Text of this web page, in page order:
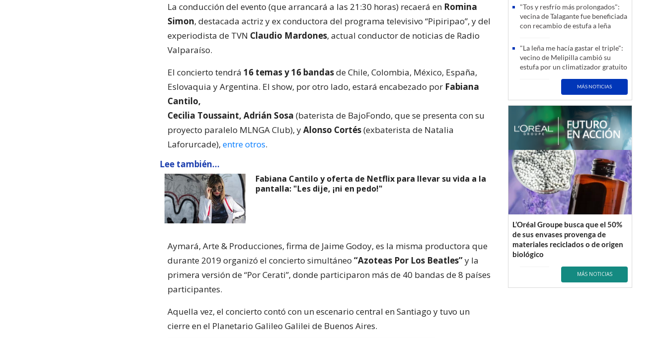
La conducción del evento (que arrancará a las 21:30 horas) recaerá en Romina
Simon, destacada actriz y ex conductora del programa televisivo “Pipiripao”, y del
experiodista de TVN Claudio Mardones, actual conductor de noticias de Radio
Valparaíso.
El concierto tendrá 16 temas y 16 bandasde Chile, Colombia, México, España,
Eslovaquia y Argentina. El show, por otro lado, estará encabezado por Fabiana
Cantilo,
Cecilia Toussaint, Adrián Sosa (baterista de BajoFondo, que se presenta con su
proyecto paralelo MLNGA Club), yAlonso Cortés(exbaterista de Natalia
Laforurcade), entre otros.
Lee también...
Fabiana Cantilo y oferta de Netflix para llevar su vida a la
pantalla: "Les dije, ¡ni en pedo!"
Aymará, Arte & Producciones, firma de Jaime Godoy, es la misma productora que
durante 2019 organizó el concierto simultáneo “Azoteas Por Los Beatles”y la
primera versión de “Por Cerati”, donde participaron más de 40 bandas de 8 países
participantes.
Aquella vez, el concierto contó con un escenario central en Santiago y tuvo un
cierre en el Planetario Galileo Galilei de Buenos Aires.
"Tos y resfrío más prolongados":
vecina de Talagante fue beneficiada
con recambio de estufa a leña
"La leña me hacía gastar el triple":
vecino de Melipilla cambió su
estufa por un climatizador gratuito
MÁS NOTICIAS
L’Oréal Groupe busca que el 50%
de sus envases provenga de
materiales reciclados o de origen
biológico
MÁS NOTICIAS